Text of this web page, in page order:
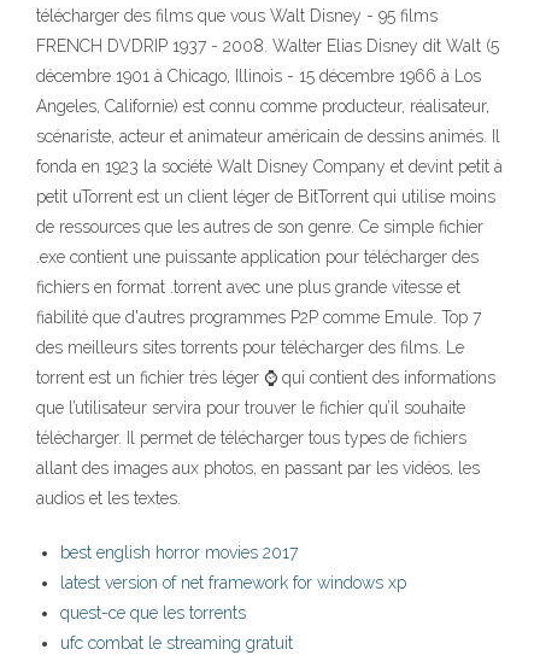
télécharger des films que vous Walt Disney - 95 films
FRENCH DVDRIP 1937 - 2008. Walter Elias Disney dit Walt (5
décembre 1901 à Chicago, Illinois - 15 décembre 1966 à Los
Angeles, Californie) est connu comme producteur, réalisateur,
scénariste, acteur et animateur américain de dessins animés. Il
fonda en 1923 la société Walt Disney Company et devint petit à
petit uTorrent est un client léger de BitTorrent qui utilise moins
de ressources que les autres de son genre. Ce simple fichier
.exe contient une puissante application pour télécharger des
fichiers en format .torrent avec une plus grande vitesse et
fiabilité que d'autres programmes P2P comme Emule. Top 7
des meilleurs sites torrents pour télécharger des films. Le
torrent est un fichier très léger ⌚ qui contient des informations
que l’utilisateur servira pour trouver le fichier qu’il souhaite
télécharger. Il permet de télécharger tous types de fichiers
allant des images aux photos, en passant par les vidéos, les
audios et les textes.
best english horror movies 2017
latest version of net framework for windows xp
quest-ce que les torrents
ufc combat le streaming gratuit